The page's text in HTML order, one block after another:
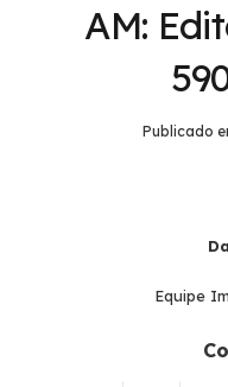
AM:
Publicado
Equipe